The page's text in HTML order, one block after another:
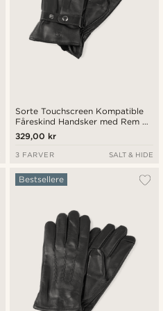
Sorte Touchscreen Kompatible
Fåreskind Handsker med Rem &
Trykknap
329,00 kr
3 FARVER SALT & HIDE
Bestsellere